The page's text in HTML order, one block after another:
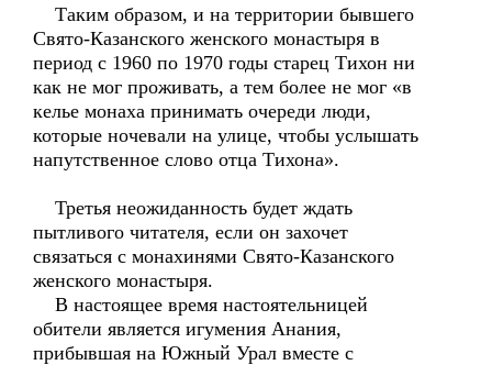
Таким образом, и на территории бывшего
Свято-Казанского женского монастыря в
период с 1960 по 1970 годы старец Тихон ни
как не мог проживать, а тем более не мог «в
келье монаха принимать очереди люди,
которые ночевали на улице, чтобы услышать
напутственное слово отца Тихона».
Третья неожиданность будет ждать
пытливого читателя, если он захочет
связаться с монахинями Свято-Казанского
женского монастыря.
В настоящее время настоятельницей
обители является игумения Анания,
прибывшая на Южный Урал вместе с